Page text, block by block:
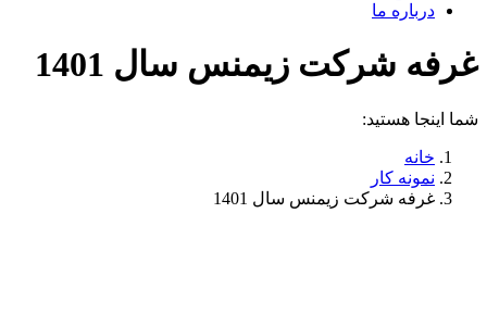
درباره ما
غرفه شرکت زیمنس سال 1401
شما اینجا هستید:
خانه
نمونه کار
غرفه شرکت زیمنس سال 1401